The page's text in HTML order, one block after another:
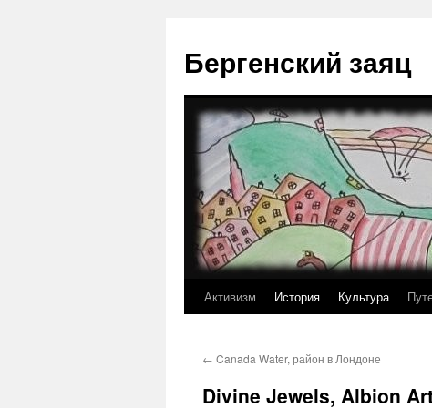
содержимому
Бергенский заяц
Активизм История Культура
← Canada Water, район в Лондоне
Divine Jewels, Albion